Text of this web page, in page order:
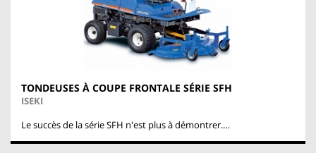
TONDEUSES À COUPE FRONTALE SÉRIE SFH
ISEKI
Le succès de la série SFH n'est plus à démontrer.…